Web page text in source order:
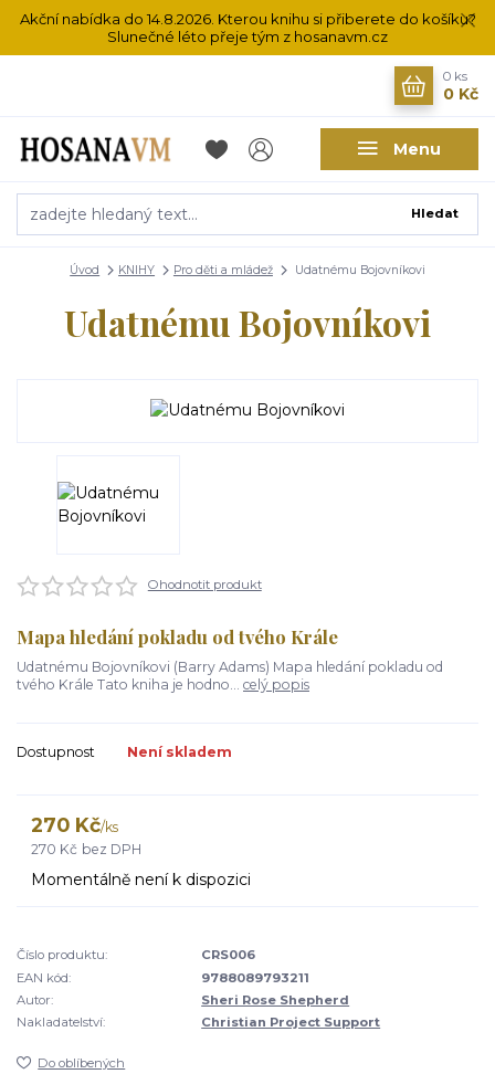
Akční nabídka do 14.8.2026. Kterou knihu si přiberete do košíku?
Slunečné léto přeje tým z hosanavm.cz
Menu
Hledat
0 ks
0 Kč
Úvod KNIHY Pro děti a mládež Udatnému Bojovníkovi
Udatnému Bojovníkovi
Ohodnotit produkt
Mapa hledání pokladu od tvého Krále
Udatnému Bojovníkovi (Barry Adams) Mapa hledání pokladu od
tvého Krále Tato kniha je hodno... celý popis
Dostupnost Není skladem
270 Kč/ks
270 Kč bez DPH
Momentálně není k dispozici
Číslo produktu:
CRS006
EAN kód:
9788089793211
Autor:
Sheri Rose Shepherd
Nakladatelství:
Christian Project Support
Do oblíbených